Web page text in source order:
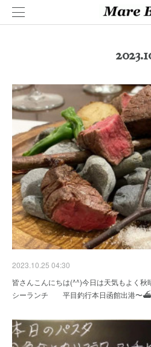
2023.
2023.10.25 04:30
皆さんこんにちは(^^)今日は天気もよく
シーランチ 平目釣行本日函館出港